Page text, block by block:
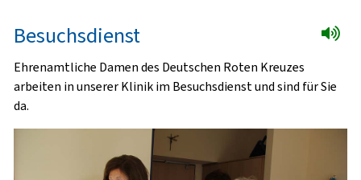
Besuchsdienst
Ehrenamtliche Damen des Deutschen Roten Kreuzes
arbeiten in unserer Klinik im Besuchsdienst und sind für Sie
da.